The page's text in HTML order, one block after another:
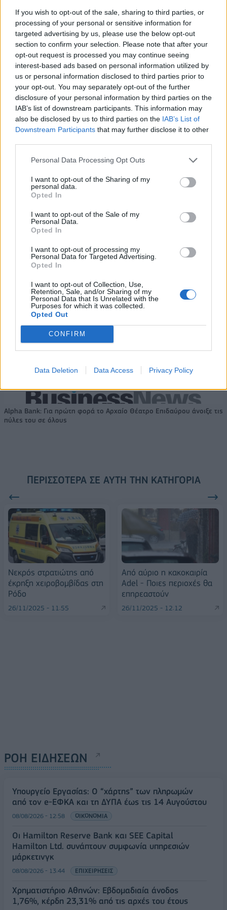
If you wish to opt-out of the sale, sharing to third parties, or
processing of your personal or sensitive information for
targeted advertising by us, please use the below opt-out
section to confirm your selection. Please note that after your
opt-out request is processed you may continue seeing
interest-based ads based on personal information utilized by
us or personal information disclosed to third parties prior to
your opt-out. You may separately opt-out of the further
disclosure of your personal information by third parties on the
IAB’s list of downstream participants. This information may
also be disclosed by us to third parties on the IAB’s List of
Downstream Participants that may further disclose it to other
Personal Data Processing Opt Outs
I want to opt-out of the Sharing of my
personal data.
Opted In
I want to opt-out of the Sale of my
Personal Data.
Opted In
I want to opt-out of processing my
Personal Data for Targeted Advertising.
Opted In
I want to opt-out of Collection, Use,
Retention, Sale, and/or Sharing of my
Personal Data that Is Unrelated with the
Purposes for which it was collected.
Opted Out
CONFIRM
Data Deletion Data Access Privacy Policy
Νέο Audi A2 e-tron με στόχο την κορυφή της αποδοτικότητας
Εθνική Νεανίδων: Με τη
Βουλγαρία για τις θέσεις 5-8
του Ευρωμπάσκετ (live stream)
WNBA Draft: Μετά τον Καντέρ
θέλει να δηλώσει συμμετοχή
και ο Ρόις Γουάιτ!
ΕΛΣΤΑΤ: Στο 3,4% υποχώρησε ο πληθωρισμός τον Ιούλιο
Χρηματοδότηση 8 εκατ. ευρώ
σε 843 μέσα ενημέρωσης-
Ξεκίνησε το πενταετές
Metlen: Ρεκόρ EBITDA στο α'
Η Chery επενδύει 75 εκατ. δολάρια στην KG Mobility
Το FIAT 500 Hybrid τώρα από
18.990 ευρώ
Ατρόμητος και Novibet
συνεχίζουν μαζί: Ανανέωση της
2028
FTSE4Good
Alpha Bank: Για πρώτη φορά το Αρχαίο Θέατρο Επιδαύρου άνοιξε τις
πύλες του σε όλους
ΠΕΡΙΣΣΌΤΕΡΑ ΣΕ ΑΥΤΉ ΤΗΝ ΚΑΤΗΓΟΡΊΑ
Νεκρός στρατιώτης από
έκρηξη χειροβομβίδας στη
Ρόδο
26/11/2025 - 11:55
Από αύριο η κακοκαιρία
Adel - Ποιες περιοχές θα
επηρεαστούν
26/11/2025 - 12:12
ΡΟΗ ΕΙΔΗΣΕΩΝ
Υπουργείο Εργασίας: Ο “χάρτης” των πληρωμών
από τον e-ΕΦΚΑ και τη ΔΥΠΑ έως τις 14 Αυγούστου
08/08/2026 - 12:58 ΟΙΚΟΝΟΜΙΑ
Οι Hamilton Reserve Bank και SEE Capital
Hamilton Ltd. συνάπτουν συμφωνία υπηρεσιών
μάρκετινγκ
08/08/2026 - 13:44 ΕΠΙΧΕΙΡΗΣΕΙΣ
Χρηματιστήριο Αθηνών: Εβδομαδιαία άνοδος
1,76%, κέρδη 23,31% από τις αρχές του έτους